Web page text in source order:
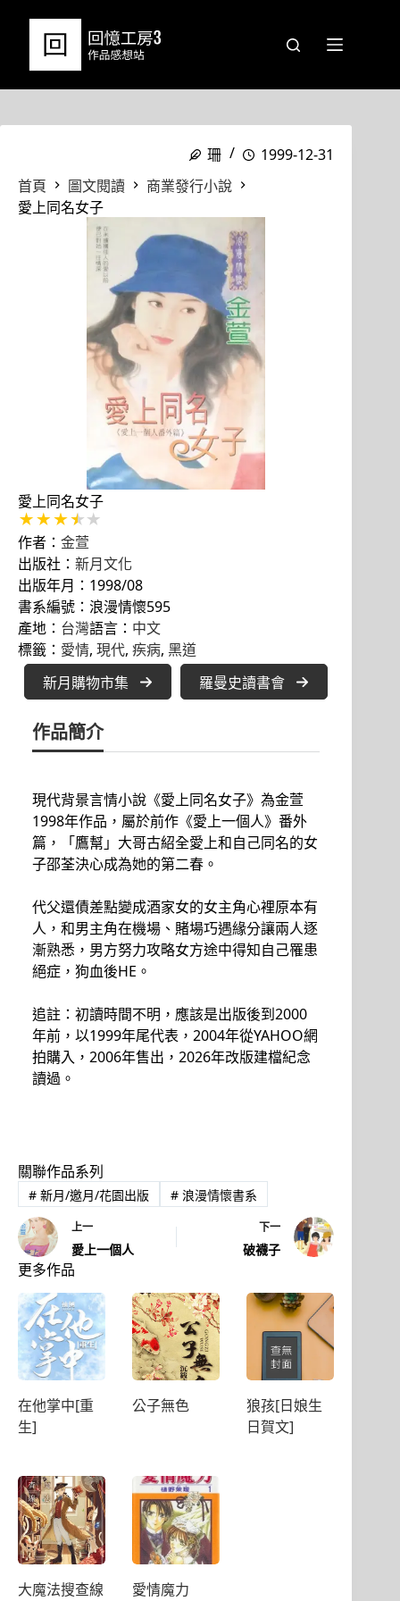
珊
1999-12-31
首頁
圖文閱讀
商業發行小說
愛上同名女子
愛上同名女子
作者： 金萱
出版社： 新月文化
出版年月：1998/08
書系編號：浪漫情懷595
產地： 台灣語言： 中文
標籤： 愛情, 現代, 疾病, 黑道
新月購物市集 羅曼史讀書會
作品簡介
現代背景言情小說《愛上同名女子》為金萱
1998年作品，屬於前作《愛上一個人》番外
篇，「鷹幫」大哥古紹全愛上和自己同名的女
子邵荃決心成為她的第二春。
代父還債差點變成酒家女的女主角心裡原本有
人，和男主角在機場、賭場巧遇緣分讓兩人逐
漸熟悉，男方努力攻略女方途中得知自己罹患
絕症，狗血後HE。
追註：初讀時間不明，應該是出版後到2000
年前，以1999年尾代表，2004年從YAHOO網
拍購入，2006年售出，2026年改版建檔紀念
讀過。
關聯作品系列
#新月/邀月/花園出版 #浪漫情懷書系
上一
愛上一個人
下一
破襪子
更多作品
在他掌中[重
生]
公子無色
狼孩[日娘生
日賀文]
大魔法搜查線 愛情魔力